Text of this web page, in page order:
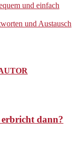
und einfach
und Austausch
dann?